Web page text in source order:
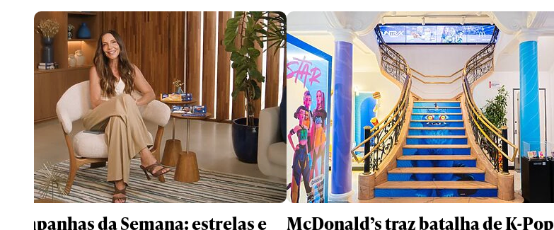
Campanhas da Semana: estrelas e McDonald’s traz batalha de K-Pop